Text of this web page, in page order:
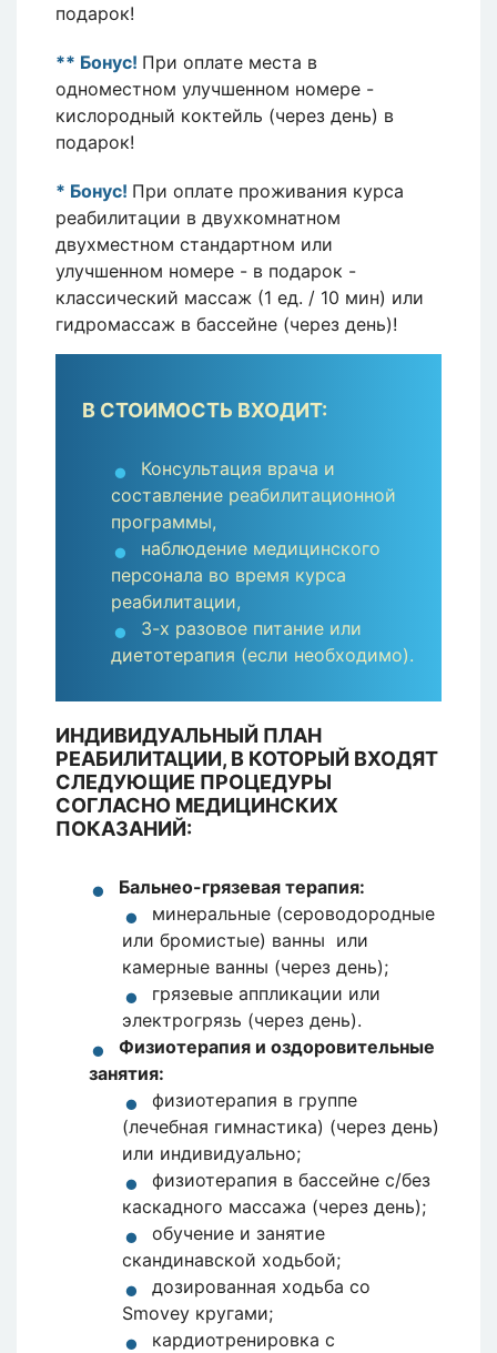
подарок!
** Бонус! При оплате места в
одноместном улучшенном номере -
кислородный коктейль (через день) в
подарок!
* Бонус! При оплате проживания курса
реабилитации в двухкомнатном
двухместном стандартном или
улучшенном номере - в подарок -
классический массаж (1 ед. / 10 мин) или
гидромассаж в бассейне (через день)!
В СТОИМОСТЬ ВХОДИТ:
Консультация врача и
составление реабилитационной
программы,
наблюдение медицинского
персонала во время курса
реабилитации,
3-х разовое питание или
диетотерапия (если необходимо).
ИНДИВИДУАЛЬНЫЙ ПЛАН
РЕАБИЛИТАЦИИ, В КОТОРЫЙ ВХОДЯТ
СЛЕДУЮЩИЕ ПРОЦЕДУРЫ
СОГЛАСНО МЕДИЦИНСКИХ
ПОКАЗАНИЙ:
Бальнео-грязевая терапия:
минеральные (сероводородные
или бромистые) ванны или
камерные ванны (через день);
грязевые аппликации или
электрогрязь (через день).
Физиотерапия и оздоровительные
занятия:
физиотерапия в группе
(лечебная гимнастика) (через день)
или индивидуально;
физиотерапия в бассейне с/без
каскадного массажа (через день);
обучение и занятие
скандинавской ходьбой;
дозированная ходьба со
Smovey кругами;
кардиотренировка с